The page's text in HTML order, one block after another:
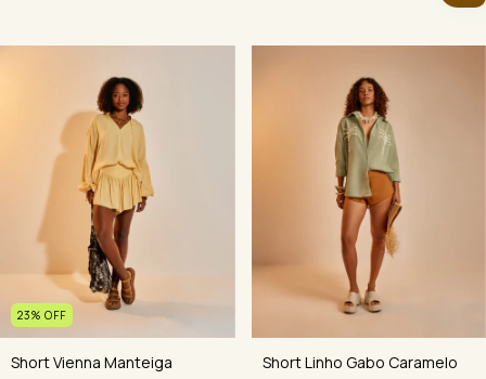
23% OFF
Short Vienna Manteiga Short Linho Gabo Caramelo